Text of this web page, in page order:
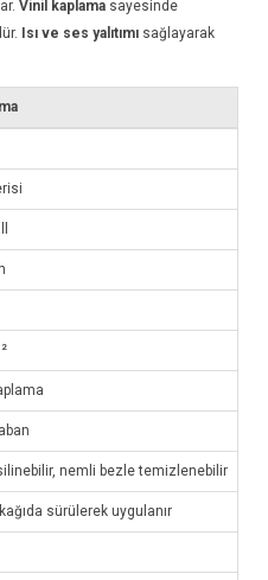
Vinil kaplama sayesinde
Isı ve ses yalıtımı sağlayarak
nemli bezle temizlenebilir
sürülerek uygulanır